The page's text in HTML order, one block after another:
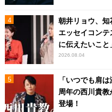
朝井リョウ、知
エッセイコン
に伝えたいこと
2026.08.04
「いつでも肩
周年の西川貴
登場！